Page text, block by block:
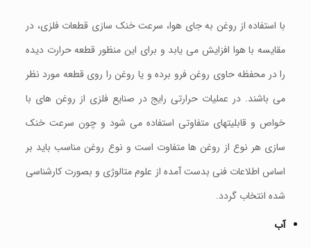
با استفاده از روغن به جای هوا، سرعت خنک سازی قطعات فلزی، در
مقایسه با هوا افزایش می یابد و برای این منظور قطعه حرارت دیده
را در محفظه حاوی روغن فرو برده و یا روغن را روی قطعه مورد نظر
می باشند. در عملیات حرارتی رایج در صنایع فلزی از روغن های با
خواص و قابلیتهای متفاوتی استفاده می شود و چون سرعت خنک
سازی هر نوع از روغن ها متفاوت است و نوع روغن مناسب باید بر
اساس اطلاعات فنی بدست آمده از علوم متالوژی و بصورت کارشناسی
شده انتخاب گردد.
آب